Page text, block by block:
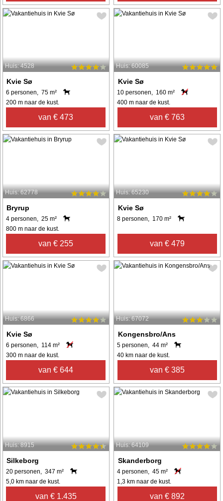
Huis: 4528
Kvie Sø
6 personen, 75 m²
200 m naar de kust.
van € 473
Huis: 60085
Kvie Sø
10 personen, 160 m²
400 m naar de kust.
van € 763
Huis: 62778
Bryrup
4 personen, 25 m²
800 m naar de kust.
van € 255
Huis: 65230
Kvie Sø
8 personen, 170 m²
van € 479
Huis: 6866
Kvie Sø
6 personen, 114 m²
300 m naar de kust.
van € 644
Huis: 67072
Kongensbro/Ans
5 personen, 44 m²
40 km naar de kust.
van € 385
Huis: 8915
Silkeborg
20 personen, 347 m²
5,0 km naar de kust.
van € 1.435
Huis: 64109
Skanderborg
4 personen, 45 m²
1,3 km naar de kust.
van € 892